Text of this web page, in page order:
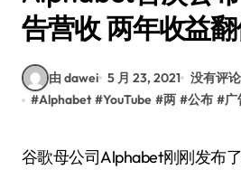
告营收 两年收益
由 dawei 5 月 23, 2021 没有评论
#Alphabet #YouTube #两 #公布 #广
谷歌母公司Alphabet刚刚发布了最新的财报，除了